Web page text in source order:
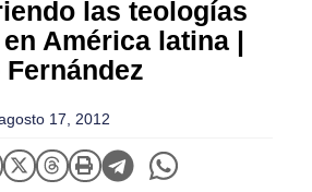
las teologías
América latina |
17, 2012